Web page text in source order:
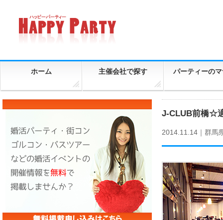
ホーム 主催会社で探す パーティーの
J-CLUB前橋☆
2014.11.14｜ 群馬